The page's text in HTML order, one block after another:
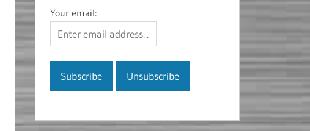
Your email: